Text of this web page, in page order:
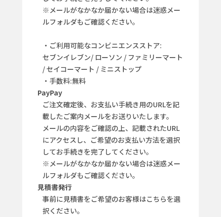
※メールがなかなか届かない場合は迷惑メー
ルフォルダもご確認ください。
・ご利用可能なコンビニエンスストア:
セブンイレブン/ ローソン / ファミリーマート
/ セイコーマート / ミニストップ
・手数料:無料
PayPay
ご注文確定後、お支払い手続き用のURLを記
載したご案内メールをお送りいたします。
メールの内容をご確認の上、記載されたURL
にアクセスし、ご希望のお支払い方法を選択
してお手続きを完了してください。
※メールがなかなか届かない場合は迷惑メー
ルフォルダもご確認ください。
見積書発行
事前に見積書をご希望のお客様はこちらを選
択ください。